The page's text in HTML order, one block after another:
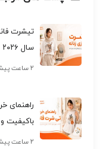
تیشرت
سال ۲۰۲۶
۲ ساعت پیش
راهنمای
باکیفیت
۲ ساعت پیش